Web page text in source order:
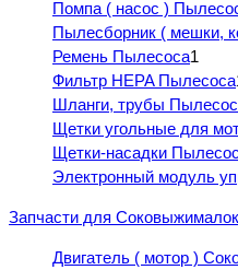
Помпа ( насос )
Пылесборник ( мешки,
Ремень Пылесоса1
Фильтр HEPA Пылесоса
Шланги, трубы
Щетки угольные для
Щетки-насадки
Электронный модуль
Запчасти для Соковыжималок
Двигатель ( мотор )